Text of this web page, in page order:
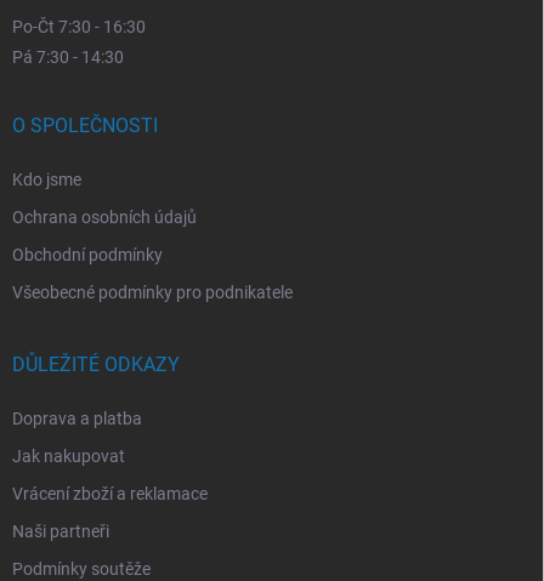
Po-Čt 7:30 - 16:30
Pá 7:30 - 14:30
O SPOLEČNOSTI
Kdo jsme
Ochrana osobních údajů
Obchodní podmínky
Všeobecné podmínky pro podnikatele
DŮLEŽITÉ ODKAZY
Doprava a platba
Jak nakupovat
Vrácení zboží a reklamace
Naši partneři
Podmínky soutěže